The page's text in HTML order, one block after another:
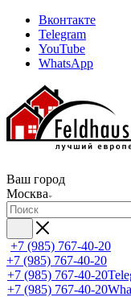
Вконтакте
Telegram
YouTube
WhatsApp
Ваш город
Москва
+7 (985) 767-40-20
+7 (985) 767-40-20
+7 (985) 767-40-20
+7 (985) 767-40-20